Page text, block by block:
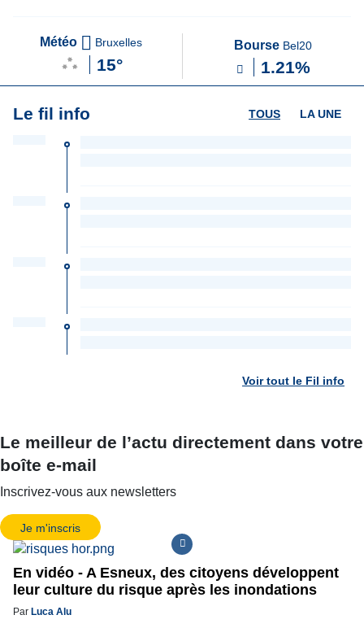
Météo Bruxelles
15°
Bourse Bel20
1.21%
Le fil info LA UNE
TOUS
Voir tout le Fil info
Le meilleur de l’actu directement dans votre
boîte e-mail
Inscrivez-vous aux newsletters
Je m'inscris
En vidéo - A Esneux, des citoyens développent
leur culture du risque après les inondations
Par Luca Alu